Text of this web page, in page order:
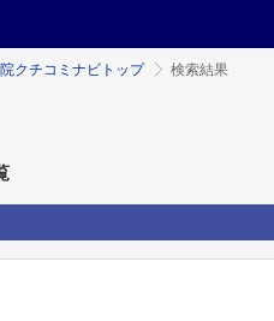
クチコミナビトップ 検索結果